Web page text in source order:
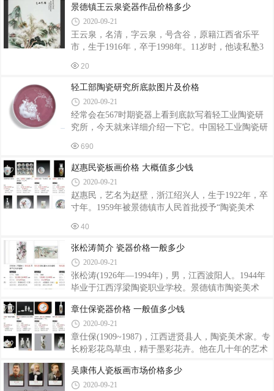
之家被评为“陶瓷世家”。据了解，早在2010年，张松
茂大师的《三顾茅庐》就拍出了1300万，首次把现代
瓷拉进了“千万元时代”。张松茂不但本人
景德镇陶瓷美术名家〉学绘瓷画。1952年进入景德镇
美术合作社，2年后转入景德镇工艺社，随后进入轻
工业部陶瓷工业科学研究所，从事陶瓷美术创作、研
究。王锡良1959年被景德镇市人民政府首批授予“陶
师”称号，为景德镇市首位获此殊荣者。1987年被评
定为高级工艺美术师职称，2010年被大瓷网大陶网艺
术家数据库收录为陶瓷名家、1992年享受国
景德镇王云泉瓷器作品价格多少
2020-09-21
王云泉，名清，字云泉，号含谷，原籍江西省乐平
市，生于1916年，卒于1998年。11岁时，他读私塾3
水、花鸟。15岁时，父亲劳累过度，重伤病逝。他承
袭父业只身漂泊，卖艺求生。1936年春天，经人指
点，徒涉景德镇，进入江西瓷业公司陶业学校从学陶
瓷美术。先师从石奇峰，后得陶业学校老师张志汤、
方云峰指导，受益匪浅，3年后学校毕业又先后拜汪
大沧、汪野亭为师，把多种陶瓷山水和国画山水技法
融会贯通，技艺逐精，为建国后创新“王氏山水”打下
20
轻工部陶瓷研究所底款图片及价格
2020-09-21
经常会在567时期瓷器上看到底款写着轻工业陶瓷研
究所，今天就来详细介绍一下它。中国轻工业陶瓷研
艺术为一体的部属专业研究所。座落在中国瓷都 —
景德镇市东郊新厂，占地面积9.6万平方，建筑面积
5.4万平方米。“567瓷”指的是上世纪50年代、60年
代、70年代国营瓷厂生产瓷器的简称。那时轻工业部
下辖的国营大型瓷厂主要有红星、宇宙、为民、艺
术、建国、人民、红旗、光明、东风、景兴、新华、
红光、雕塑、曙光，这14家国营瓷厂使用统一的底
690
赵惠民瓷板画价格 大概值多少钱
2020-09-21
赵惠民，艺名为赵壁，浙江绍兴人，生于1922年，卒
寸年。1959年被景德镇市人民首批授予“陶瓷美术
西分会会员，曾任景召镇市政协常委，景德镇市美协
理事。赵惠民习艺之初，以吴道子、仇英、周舫、马
骀、吴友如画家之画风画技为宗，又经专业培训，并
在长期研究和创作陶瓷人物绘画的艺术实践中，从陶
瓷装饰角度出发、溶古今人物绘画之优长，结合瓷绘
特点，把握器形、材质、烧成的变化，逐步形成了清
新秀丽、工致典雅之画风。他从艺60年来，创作成果
丰硕，成就卓著，享誉海内外。他的瓷画作品，
40
张松涛简介 瓷器价格一般多少
2020-09-21
张松涛(1926年—1994年)，男，江西波阳人。1944年
毕业于江西浮梁陶瓷职业学校。景德镇市陶瓷美术
从珠山八友之一的刘雨岑。擅长花鸟、走兽等，先后
赴日本、香港进行陶艺交流和作品展出，在国内外较
高的知名度。曾授予“陶瓷美术家”称号，先后担任艺
术瓷厂厂长，景德镇陶瓷馆馆长，国家用瓷办公室主
的是上世纪50年代、60年代、70年代国营瓷厂生产瓷
器的简称。那时轻工业部下辖的国营大型瓷厂主要有
章仕保瓷器价格 一般值多少钱
2020-09-21
章仕保(1909~1987)，江西进贤县人，陶瓷美术家。专
长粉彩花鸟草虫，精于墨彩花卉。他在几十年的艺术
人精华，博采当今之长，融会贯通，终于形成了“高
古典雅，雄浑深沉”的画风。其作品多次在国内外展
吴康伟人瓷板画市场价格多少
2020-09-21